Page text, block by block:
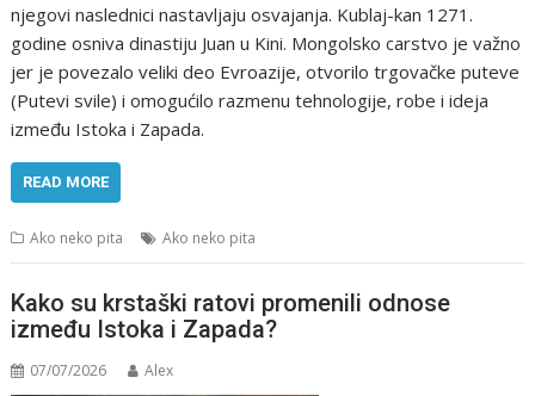
njegovi naslednici nastavljaju osvajanja. Kublaj-kan 1271.
godine osniva dinastiju Juan u Kini. Mongolsko carstvo je važno
jer je povezalo veliki deo Evroazije, otvorilo trgovačke puteve
(Putevi svile) i omogućilo razmenu tehnologije, robe i ideja
između Istoka i Zapada.
READ MORE
Ako neko pita Ako neko pita
Kako su krstaški ratovi promenili odnose
između Istoka i Zapada?
07/07/2026 Alex